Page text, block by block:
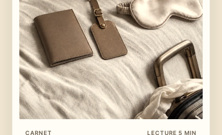
CARNET LECTURE 5 MIN